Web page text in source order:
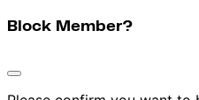
Block Member?